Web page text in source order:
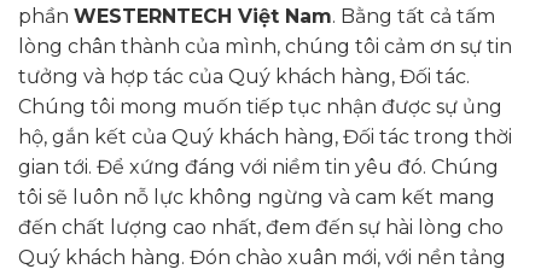
phần WESTERNTECH Việt Nam. Bằng tất cả tấm
lòng chân thành của mình, chúng tôi cảm ơn sự tin
tưởng và hợp tác của Quý khách hàng, Đối tác.
Chúng tôi mong muốn tiếp tục nhận được sự ủng
hộ, gắn kết của Quý khách hàng, Đối tác trong thời
gian tới. Để xứng đáng với niềm tin yêu đó. Chúng
tôi sẽ luôn nỗ lực không ngừng và cam kết mang
đến chất lượng cao nhất, đem đến sự hài lòng cho
Quý khách hàng. Đón chào xuân mới, với nền tảng